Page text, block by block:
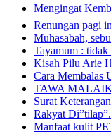
Mengingat
Renungan pagi
Muhasabah,
Tayamum :
Kisah Pilu Arie
Cara Membalas
TAWA
Surat
Rakyat
Manfaat kulit